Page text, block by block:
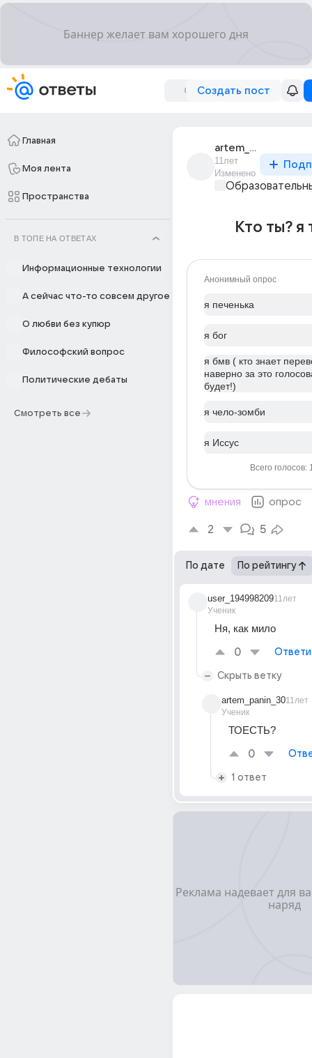
Создать пост
Главная
Моя лента
Пространства
В ТОПЕ НА ОТВЕТАХ
Информационные технологии
А сейчас что-то совсем другое
О любви без купюр
Философский вопрос
Политические дебаты
Смотреть все
artem_panin_30
11лет
Изменено
Кто ты? я
Анонимный опрос
я печенька
я бог
я бмв ( кто знает
наверно за это
будет!)
я чело-зомби
я Иссус
Всего голосов:
мнения опрос
2 5
По дате По рейтингу
user_194998209
Ученик
11лет
Ня, как мило
0
Скрыть ветку
artem_panin_30
Ученик
11лет
ТОЕСТЬ?
0
1 ответ